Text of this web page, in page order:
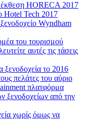
HORECA 2017
Hotel Tech 2017
Wyndham
του τουρισμού
αυτές τις τάσεις
ξενοδοχεία το 2016
πελάτες του αύριο
πλατφόρμα
ξενοδοχείων από την
χωρίς όμως να